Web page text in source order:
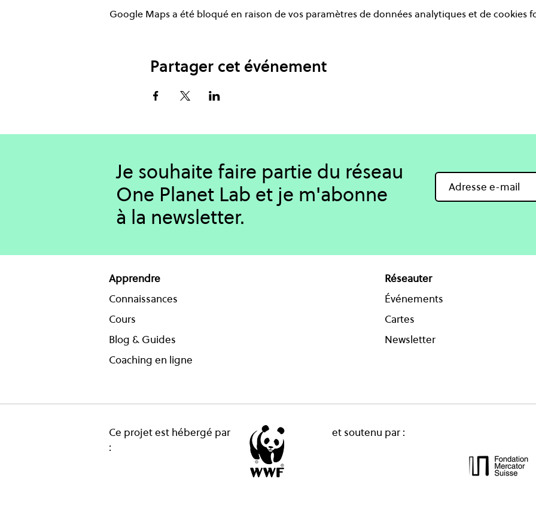
Google Maps a été bloqué en raison de vos paramètres de données analytiques et de cookies
Partager cet événement
Je souhaite faire partie du réseau
One Planet Lab et je m'abonne
à la newsletter.
Apprendre
Connaissances
Cours
Blog & Guides
Coaching en ligne
Réseauter
Événements
Cartes
Newsletter
Ce projet est hébergé par
:
et soutenu par :